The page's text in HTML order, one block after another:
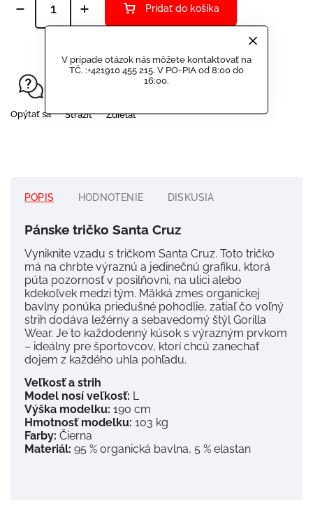
V prípade otázok nás môžete kontaktovať na
TČ. :+421910 455 215. V PO-PIA od 8:00 do
16:00.
Pridať do košíka
Opýtať sa Strážiť Zdieľať
POPIS HODNOTENIE DISKUSIA
Pánske tričko Santa Cruz
Vyniknite vzadu s tričkom Santa Cruz. Toto tričko
má na chrbte výraznú a jedinečnú grafiku, ktorá
púta pozornosť v posilňovni, na ulici alebo
kdekoľvek medzi tým. Mäkká zmes organickej
bavlny ponúka priedušné pohodlie, zatiaľ čo voľný
strih dodáva ležérny a sebavedomý štýl Gorilla
Wear. Je to každodenný kúsok s výrazným prvkom
– ideálny pre športovcov, ktorí chcú zanechať
dojem z každého uhla pohľadu.
Veľkosť a strih
Model nosí veľkosť: L
Výška modelku: 190 cm
Hmotnosť modelku: 103 kg
Farby: Čierna
Materiál: 95 % organická bavlna, 5 % elastan